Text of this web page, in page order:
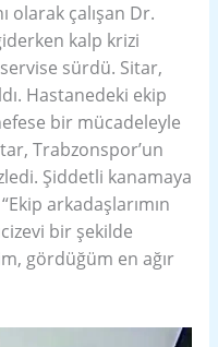
olarak çalışan Dr.
kalp krizi
sürdü. Sitar,
Hastanedeki ekip
bir mücadeleyle
Trabzonspor’un
Şiddetli kanamaya
arkadaşlarımın
bir şekilde
gördüğüm en ağır